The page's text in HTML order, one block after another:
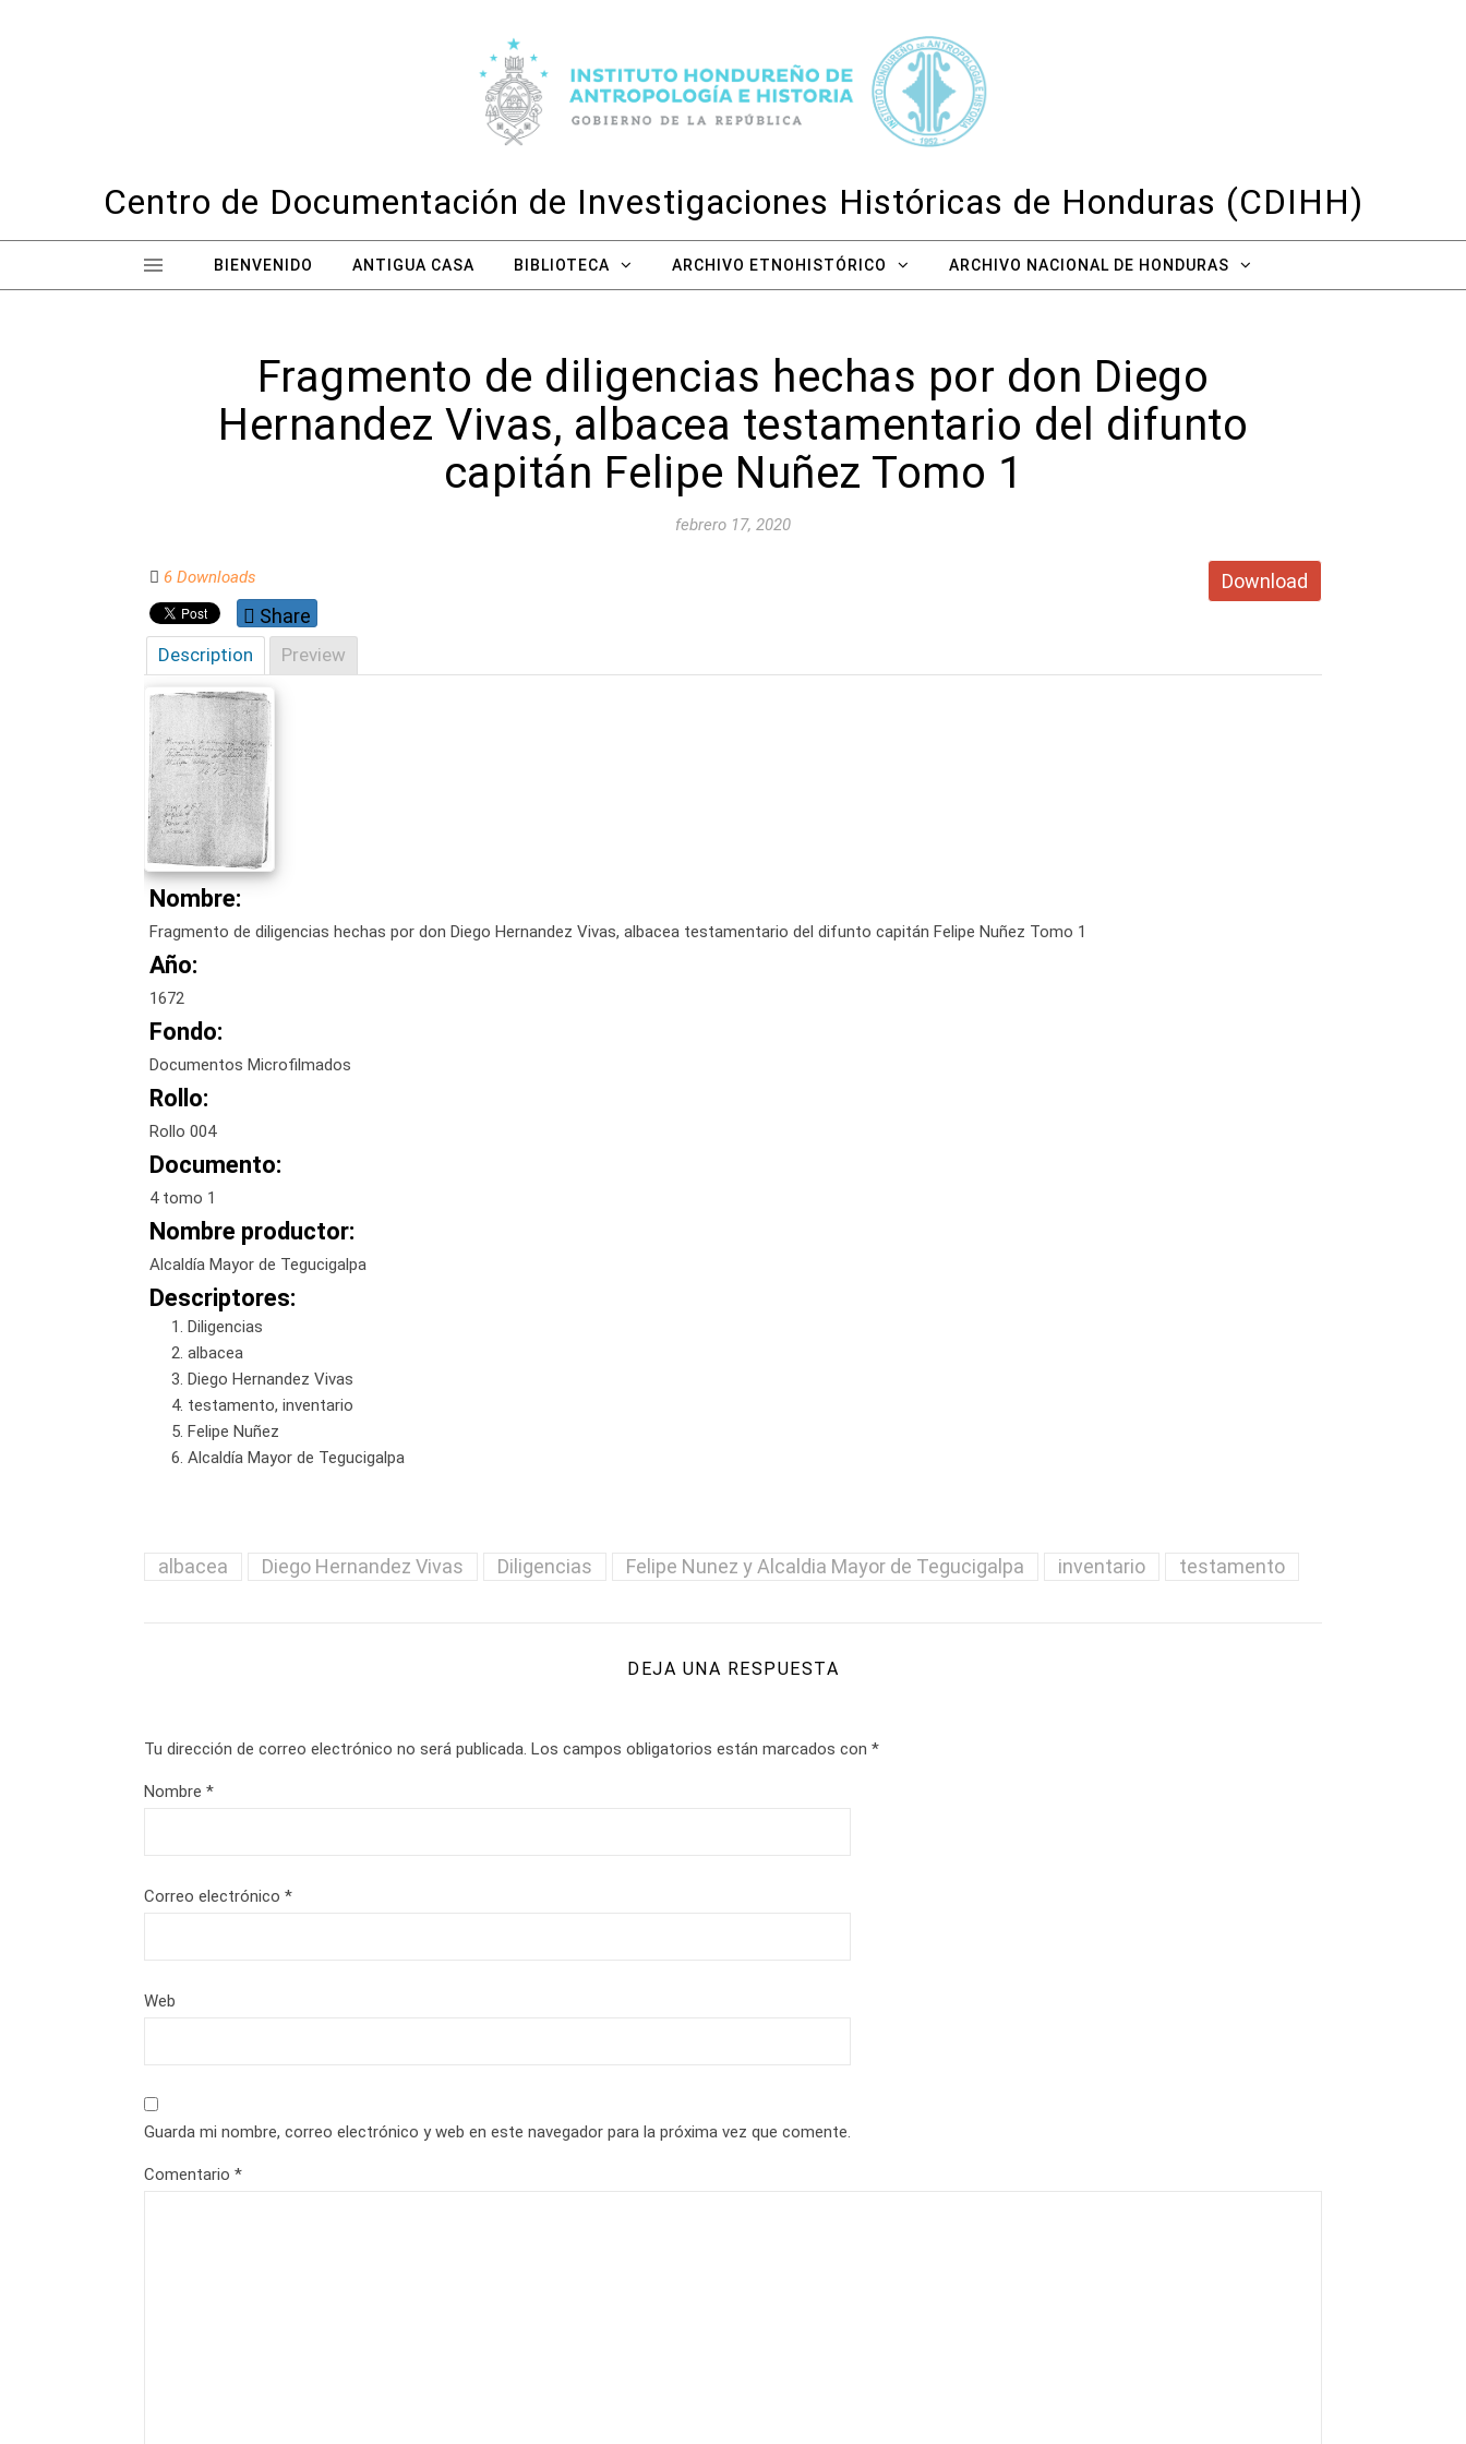
Centro de Documentación de Investigaciones Históricas de Honduras (CDIHH)
BIENVENIDO ANTIGUA CASA BIBLIOTECA ARCHIVO ETNOHISTÓRICO ARCHIVO NACIONAL DE HONDURAS
Fragmento de diligencias hechas por don Diego
Hernandez Vivas, albacea testamentario del difunto
capitán Felipe Nuñez Tomo 1
febrero 17, 2020
Download
6 Downloads
Share
Description Preview
Nombre:
Fragmento de diligencias hechas por don Diego Hernandez Vivas, albacea testamentario del difunto capitán Felipe Nuñez Tomo 1
Año:
1672
Fondo:
Documentos Microfilmados
Rollo:
Rollo 004
Documento:
4 tomo 1
Nombre productor:
Alcaldía Mayor de Tegucigalpa
Descriptores:
Diligencias
albacea
Diego Hernandez Vivas
testamento, inventario
Felipe Nuñez
Alcaldía Mayor de Tegucigalpa
albacea Diego Hernandez Vivas Diligencias Felipe Nunez y Alcaldia Mayor de Tegucigalpa inventario testamento
DEJA UNA RESPUESTA
Tu dirección de correo electrónico no será publicada. Los campos obligatorios están marcados con *
Nombre *
Correo electrónico *
Web
Guarda mi nombre, correo electrónico y web en este navegador para la próxima vez que comente.
Comentario *